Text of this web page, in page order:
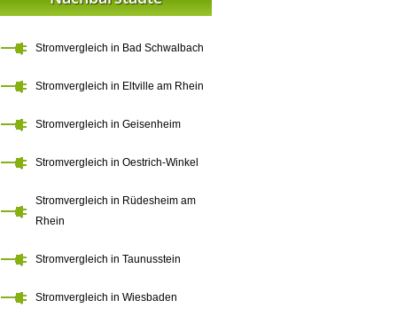
Stromvergleich in Bad Schwalbach
Stromvergleich in Eltville am Rhein
Stromvergleich in Geisenheim
Stromvergleich in Oestrich-Winkel
Stromvergleich in Rüdesheim am
Rhein
Stromvergleich in Taunusstein
Stromvergleich in Wiesbaden